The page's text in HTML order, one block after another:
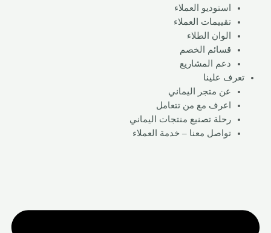
استوديو العملاء
تقييمات العملاء
الوان الطلاء
قسائم الخصم
دعم المشاريع
تعرف علينا
عن متجر اليماني
اعرف مع من تتعامل
رحلة تصنيع منتجات اليماني
تواصل معنا – خدمة العملاء